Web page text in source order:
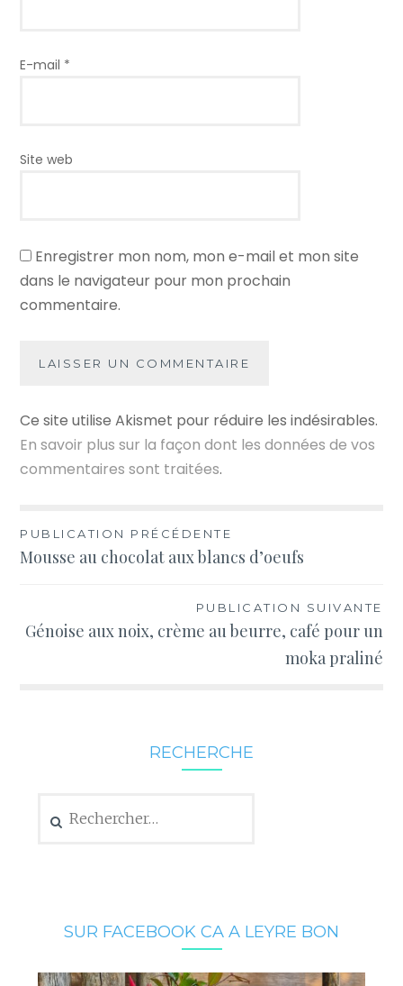
E-mail *
Site web
Enregistrer mon nom, mon e-mail et mon site
dans le navigateur pour mon prochain
commentaire.
Ce site utilise Akismet pour réduire les indésirables.
En savoir plus sur la façon dont les données de vos
commentaires sont traitées.
Navigation
de
PUBLICATION PRÉCÉDENTE
Mousse au chocolat aux blancs d’oeufs
PUBLICATION SUIVANTE
Génoise aux noix, crème au beurre, café pour un
moka praliné
RECHERCHE
SUR FACEBOOK CA A LEYRE BON